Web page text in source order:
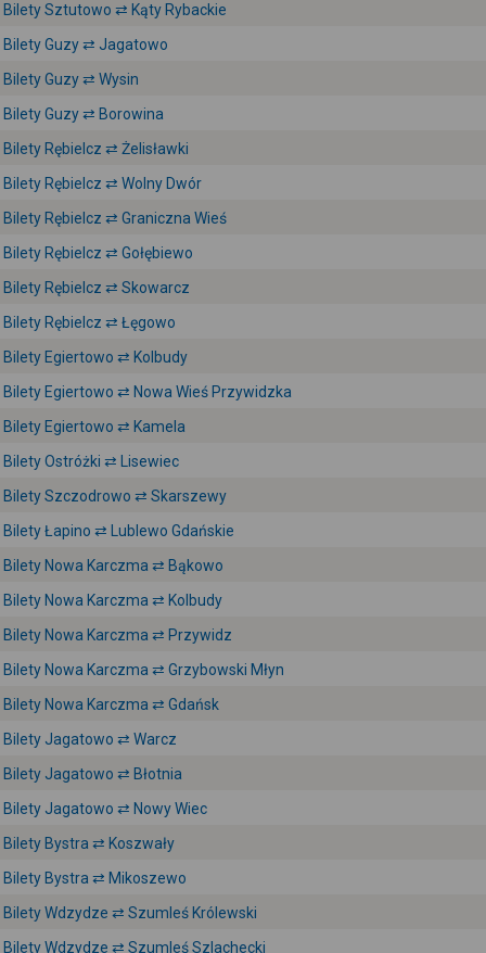
Bilety Sztutowo ⇄ Kąty Rybackie
Bilety Guzy ⇄ Jagatowo
Bilety Guzy ⇄ Wysin
Bilety Guzy ⇄ Borowina
Bilety Rębielcz ⇄ Żelisławki
Bilety Rębielcz ⇄ Wolny Dwór
Bilety Rębielcz ⇄ Graniczna Wieś
Bilety Rębielcz ⇄ Gołębiewo
Bilety Rębielcz ⇄ Skowarcz
Bilety Rębielcz ⇄ Łęgowo
Bilety Egiertowo ⇄ Kolbudy
Bilety Egiertowo ⇄ Nowa Wieś Przywidzka
Bilety Egiertowo ⇄ Kamela
Bilety Ostróżki ⇄ Lisewiec
Bilety Szczodrowo ⇄ Skarszewy
Bilety Łapino ⇄ Lublewo Gdańskie
Bilety Nowa Karczma ⇄ Bąkowo
Bilety Nowa Karczma ⇄ Kolbudy
Bilety Nowa Karczma ⇄ Przywidz
Bilety Nowa Karczma ⇄ Grzybowski Młyn
Bilety Nowa Karczma ⇄ Gdańsk
Bilety Jagatowo ⇄ Warcz
Bilety Jagatowo ⇄ Błotnia
Bilety Jagatowo ⇄ Nowy Wiec
Bilety Bystra ⇄ Koszwały
Bilety Bystra ⇄ Mikoszewo
Bilety Wdzydze ⇄ Szumleś Królewski
Bilety Wdzydze ⇄ Szumleś Szlachecki